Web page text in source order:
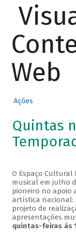
Web
Ações
Quintas
O Espaço Cultural
musical em julho
pioneiro no apoio
artística nacional:
projeto de
apresentações
quintas-feiras às